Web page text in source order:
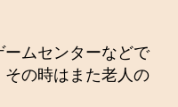
ムセンターなどで
の時はまた老人の